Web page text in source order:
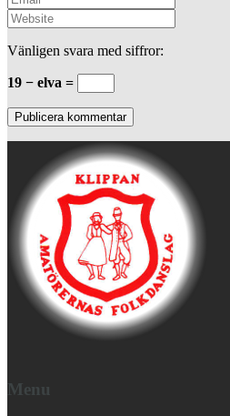
Vänligen svara med siffror:
19 − elva =
Menu